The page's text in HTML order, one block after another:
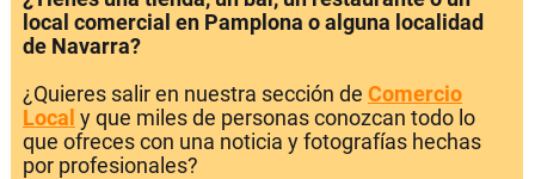
local comercial en Pamplona o alguna localidad
de Navarra?
¿Quieres salir en nuestra sección de Comercio
Local y que miles de personas conozcan todo lo
que ofreces con una noticia y fotografías hechas
por profesionales?